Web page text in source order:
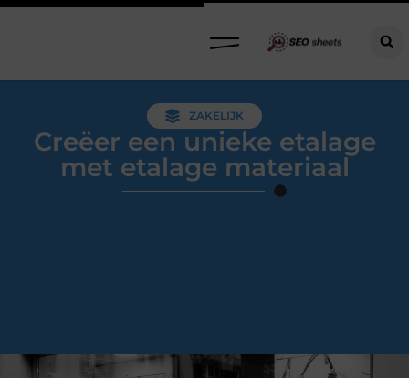
ZAKELIJK
Creëer een unieke etalage
met etalage materiaal